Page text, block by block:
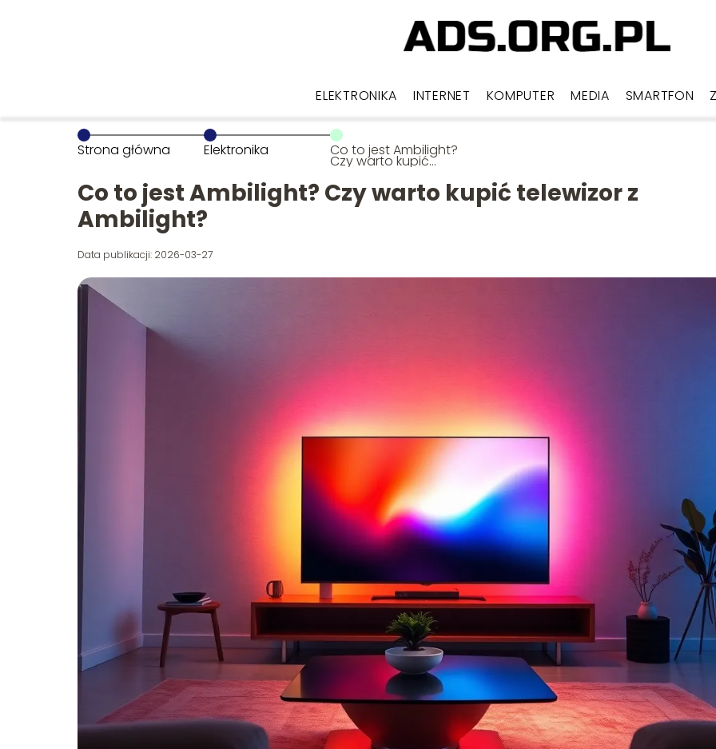
ELEKTRONIKA INTERNET KOMPUTER MEDIA SMARTFON
Strona główna Elektronika Co to jest Ambilight?
Czy warto kupić
telewizor z Ambilight?
Co to jest Ambilight? Czy warto kupić telewizor z
Ambilight?
Data publikacji: 2026-03-27